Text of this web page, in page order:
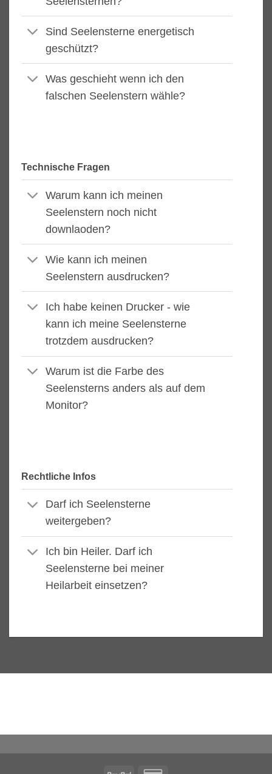
Sind Seelensterne energetisch
geschützt?
Was geschieht wenn ich den
falschen Seelenstern wähle?
Technische Fragen
Warum kann ich meinen
Seelenstern noch nicht
downlaoden?
Wie kann ich meinen
Seelenstern ausdrucken?
Ich habe keinen Drucker - wie
kann ich meine Seelensterne
trotzdem ausdrucken?
Warum ist die Farbe des
Seelensterns anders als auf dem
Monitor?
Rechtliche Infos
Darf ich Seelensterne
weitergeben?
Ich bin Heiler. Darf ich
Seelensterne bei meiner
Heilarbeit einsetzen?